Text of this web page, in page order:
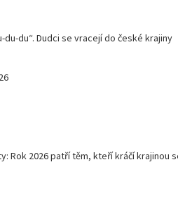
du-du“. Dudci se vracejí do české krajiny
Rok 2026 patří těm, kteří kráčí krajinou